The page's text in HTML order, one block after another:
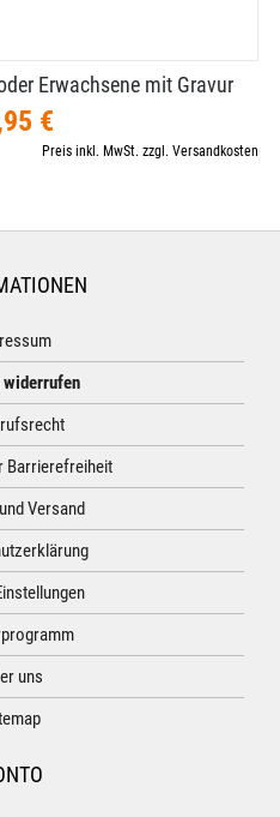
Erwachsene mit Gravur
€
Preis inkl. MwSt. zzgl. Versandkosten
Barrierefreiheit
Versand
uns